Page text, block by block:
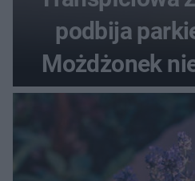
podbija
Możdżonek